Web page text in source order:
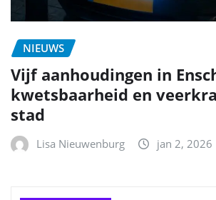
NIEUWS
Vijf aanhoudingen in
kwetsbaarheid en
stad
Lisa Nieuwenburg jan 2, 2026